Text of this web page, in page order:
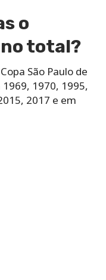
o
total?
São Paulo de
1969, 1970, 1995,
2017 e em